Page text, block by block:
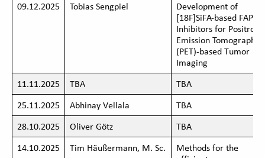
09.12.2025 Tobias Sengpiel
Development of
[18F]SiFA-based FAP-
Inhibitors for Positron
Emission Tomography
(PET)-based Tumor
Imaging
11.11.2025 TBA TBA
25.11.2025 Abhinay Vellala TBA
28.10.2025 Oliver Götz TBA
14.10.2025 Tim Häußermann, M. Sc.
Methods for the